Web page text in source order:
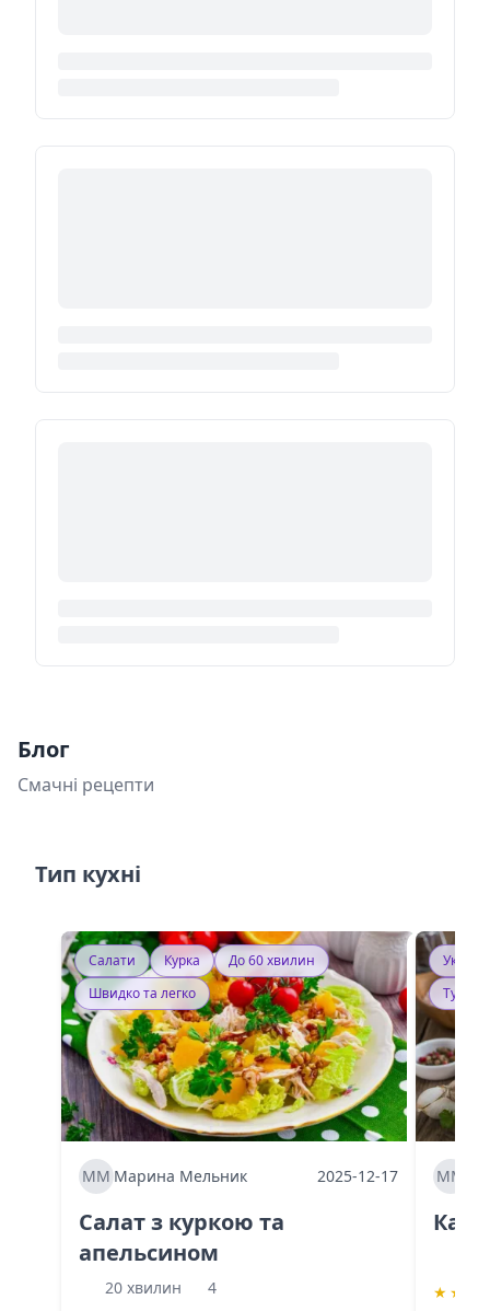
Блог
Смачні рецепти
Тип кухні
Салати Курка
До 60 хвилин
Швидко та легко
ММ Марина Мельник 2025-12-17
Салат з куркою та
апельсином
20 хвилин
4
ММ
★ ★